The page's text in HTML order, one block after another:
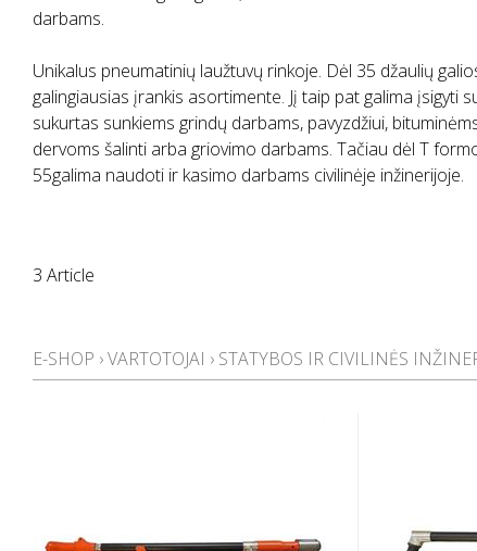
darbams.
Unikalus pneumatinių laužtuvų rinkoje. Dėl 35 džaulių
galingiausias įrankis asortimente. Jį taip pat galima įsigyti
sukurtas sunkiems grindų darbams, pavyzdžiui,
dervoms šalinti arba griovimo darbams. Tačiau dėl T
55galima naudoti ir kasimo darbams civilinėje inžinerijoje.
3 Article
E-SHOP ›VARTOTOJAI › STATYBOS IR CIVILINĖS